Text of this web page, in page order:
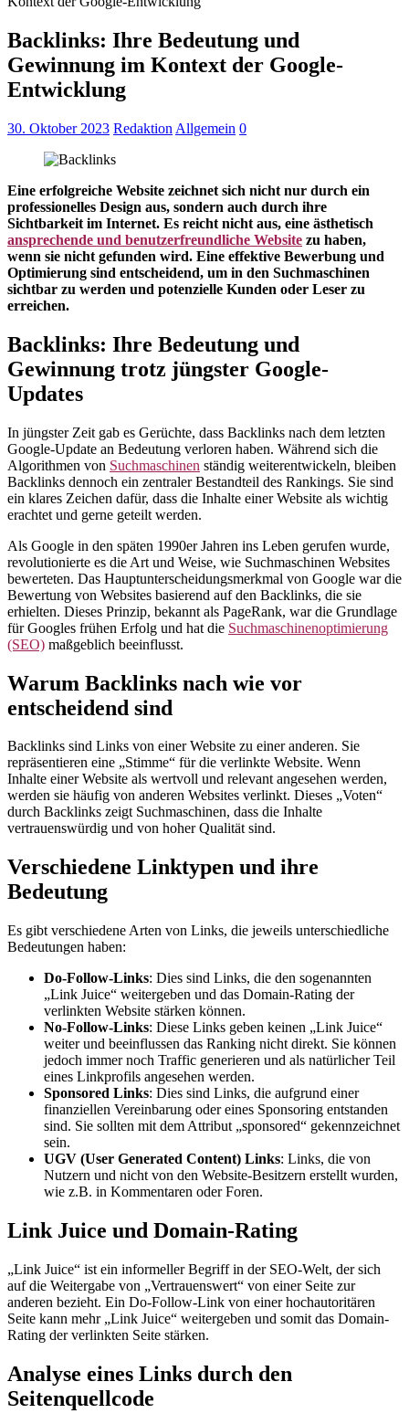
Backlinks: Ihre Bedeutung und
Gewinnung im Kontext der Google-
Entwicklung
30. Oktober 2023 Redaktion Allgemein 0
Eine erfolgreiche Website zeichnet sich nicht nur durch ein
professionelles Design aus, sondern auch durch ihre
Sichtbarkeit im Internet. Es reicht nicht aus, eine ästhetisch
ansprechende und benutzerfreundliche Website zu haben,
wenn sie nicht gefunden wird. Eine effektive Bewerbung und
Optimierung sind entscheidend, um in den Suchmaschinen
sichtbar zu werden und potenzielle Kunden oder Leser zu
erreichen.
Backlinks: Ihre Bedeutung und
Gewinnung trotz jüngster Google-
Updates
In jüngster Zeit gab es Gerüchte, dass Backlinks nach dem letzten
Google-Update an Bedeutung verloren haben. Während sich die
Algorithmen von Suchmaschinen ständig weiterentwickeln, bleiben
Backlinks dennoch ein zentraler Bestandteil des Rankings. Sie sind
ein klares Zeichen dafür, dass die Inhalte einer Website als wichtig
erachtet und gerne geteilt werden.
Als Google in den späten 1990er Jahren ins Leben gerufen wurde,
revolutionierte es die Art und Weise, wie Suchmaschinen Websites
bewerteten. Das Hauptunterscheidungsmerkmal von Google war die
Bewertung von Websites basierend auf den Backlinks, die sie
erhielten. Dieses Prinzip, bekannt als PageRank, war die Grundlage
für Googles frühen Erfolg und hat die Suchmaschinenoptimierung
(SEO) maßgeblich beeinflusst.
Warum Backlinks nach wie vor
entscheidend sind
Backlinks sind Links von einer Website zu einer anderen. Sie
repräsentieren eine „Stimme“ für die verlinkte Website. Wenn
Inhalte einer Website als wertvoll und relevant angesehen werden,
werden sie häufig von anderen Websites verlinkt. Dieses „Voten“
durch Backlinks zeigt Suchmaschinen, dass die Inhalte
vertrauenswürdig und von hoher Qualität sind.
Verschiedene Linktypen und ihre
Bedeutung
Es gibt verschiedene Arten von Links, die jeweils unterschiedliche
Bedeutungen haben:
Do-Follow-Links: Dies sind Links, die den sogenannten
„Link Juice“ weitergeben und das Domain-Rating der
verlinkten Website stärken können.
No-Follow-Links: Diese Links geben keinen „Link Juice“
weiter und beeinflussen das Ranking nicht direkt. Sie können
jedoch immer noch Traffic generieren und als natürlicher Teil
eines Linkprofils angesehen werden.
Sponsored Links: Dies sind Links, die aufgrund einer
finanziellen Vereinbarung oder eines Sponsoring entstanden
sind. Sie sollten mit dem Attribut „sponsored“ gekennzeichnet
sein.
UGV (User Generated Content) Links: Links, die von
Nutzern und nicht von den Website-Besitzern erstellt wurden,
wie z.B. in Kommentaren oder Foren.
Link Juice und Domain-Rating
„Link Juice“ ist ein informeller Begriff in der SEO-Welt, der sich
auf die Weitergabe von „Vertrauenswert“ von einer Seite zur
anderen bezieht. Ein Do-Follow-Link von einer hochautoritären
Seite kann mehr „Link Juice“ weitergeben und somit das Domain-
Rating der verlinkten Seite stärken.
Analyse eines Links durch den
Seitenquellcode